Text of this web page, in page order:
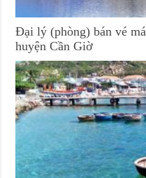
Đại lý (phòng) bán vé
huyện Cần Giờ